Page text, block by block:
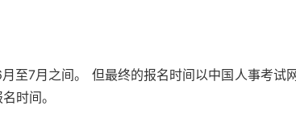
至7月之间。 但最终的报名时间以中国人事考试
时间。